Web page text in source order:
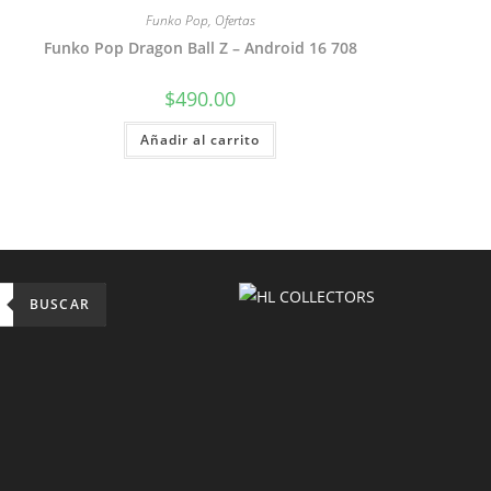
Funko Pop, Ofertas
Funko Pop Dragon Ball Z – Android 16 708
$490.00
Añadir al carrito
BUSCAR